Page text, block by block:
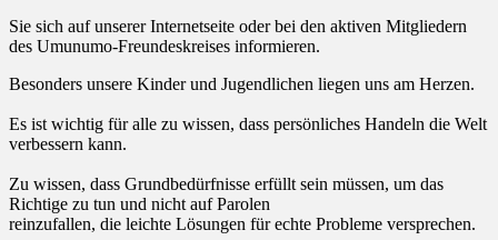
Sie sich auf unserer Internetseite oder bei den aktiven Mitgliedern
des Umunumo-Freundeskreises informieren.
Besonders unsere Kinder und Jugendlichen liegen uns am Herzen.
Es ist wichtig für alle zu wissen, dass persönliches Handeln die Welt
verbessern kann.
Zu wissen, dass Grundbedürfnisse erfüllt sein müssen, um das
Richtige zu tun und nicht auf Parolen
reinzufallen, die leichte Lösungen für echte Probleme versprechen.